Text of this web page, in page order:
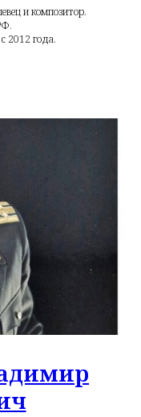
и композитор.
2012 года.